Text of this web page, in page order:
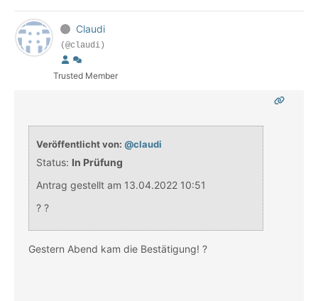
Claudi
(@claudi)
Trusted Member
Veröffentlicht von: @claudi
Status: In Prüfung
Antrag gestellt am 13.04.2022 10:51
? ?
Gestern Abend kam die Bestätigung! ?